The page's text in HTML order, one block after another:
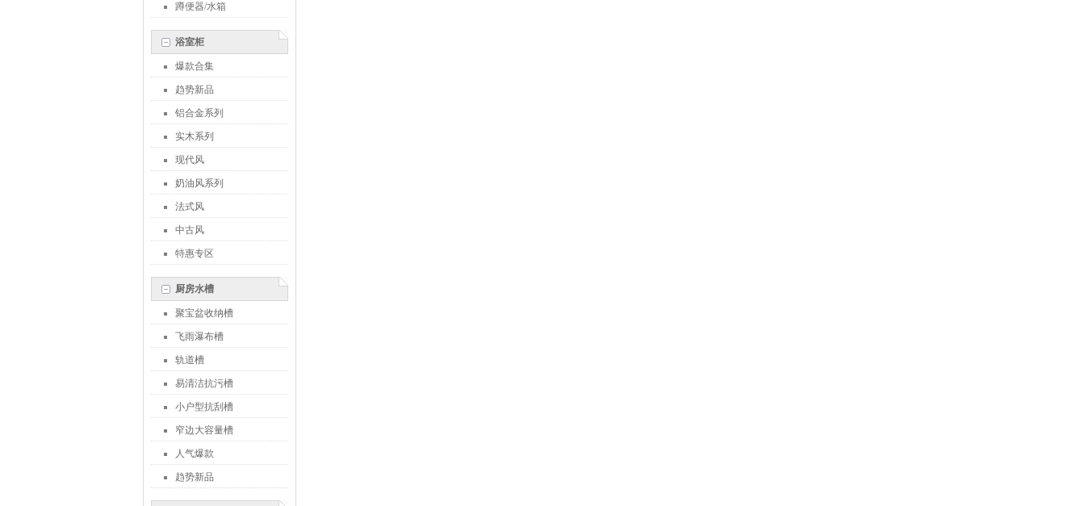
蹲便器/水箱
浴室柜
爆款合集
趋势新品
铝合金系列
实木系列
现代风
奶油风系列
法式风
中古风
特惠专区
厨房水槽
聚宝盆收纳槽
飞雨瀑布槽
轨道槽
易清洁抗污槽
小户型抗刮槽
窄边大容量槽
人气爆款
趋势新品